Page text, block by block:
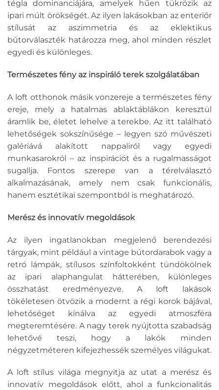
tégla dominanciájára, amelyek hűen tükrözik az
ipari múlt örökségét. Az ilyen lakásokban az enteriőr
stílusát az aszimmetria és az eklektikus
bútorválaszték határozza meg, ahol minden részlet
egyedi és különleges.
Természetes fény az inspiráló terek szolgálatában
A loft otthonok másik vonzereje a természetes fény
ereje, mely a hatalmas ablaktáblákon keresztül
áramlik be, életet lehelve a terekbe. Az itt található
lehetőségek sokszínűsége – legyen szó művészeti
galériává alakított nappaliról vagy egyedi
munkasarokról – az inspirációt és a rugalmasságot
sugallja. Fontos szerepe van a térelválasztó
alkalmazásának, amely nem csak funkcionális,
hanem esztétikai szempontból is meghatározó.
Merész és innovatív megoldások
Az ilyen ingatlanokban megjelenő berendezési
tárgyak, mint például a vintage bútordarabok vagy a
retró lámpák, stílusos színfoltokként tündökölnek
az ipari alaphangulat hátterében, különleges
összhatást eredményezve. A loft lakások
tökéletesen ötvözik a modernt a régi korok bájával,
lehetőséget kínálva az egyedi atmoszféra
megteremtésére. A nagy terek nyújtotta szabadság
lehetővé teszi, hogy a lakók minden
négyzetméteren kifejezhessék személyes világukat.
A loft stílus világa megnyitja az utat a merész és
innovatív megoldások előtt, ahol a funkcionalitás